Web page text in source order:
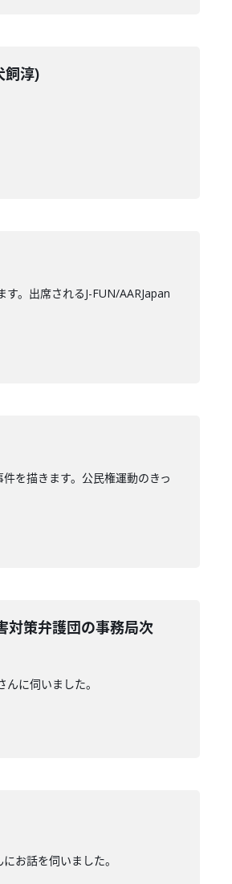
飼淳)
。出席されるJ-FUN/AARJapan
を描きます。公民権運動のきっ
対策弁護団の事務局次
に伺いました。
お話を伺いました。